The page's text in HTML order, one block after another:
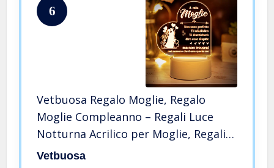
6
Vetbuosa Regalo Moglie, Regalo
Moglie Compleanno – Regali Luce
Notturna Acrilico per Moglie, Regali
per Lei – San Valentino per Lei, Regali
Vetbuosa